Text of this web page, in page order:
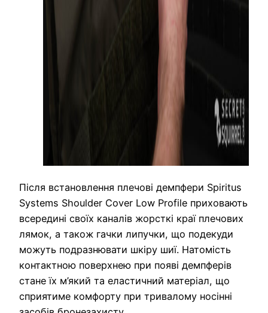
Після встановлення плечові демпфери Spiritus
Systems Shoulder Cover Low Profile приховають
всередині своїх каналів жорсткі краї плечових
лямок, а також гачки липучки, що подекуди
можуть подразнювати шкіру шиї. Натомість
контактною поверхнею при появі демпферів
стане їх м’який та еластичний матеріал, що
сприятиме комфорту при тривалому носінні